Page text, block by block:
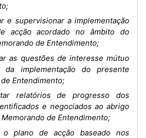
e supervisionar a implementação
acção acordado no âmbito do
de Entendimento;
as questões de interesse mútuo
da implementação do presente
Entendimento;
relatórios de progresso dos
e negociados ao abrigo
de Entendimento;
o plano de acção baseado nos